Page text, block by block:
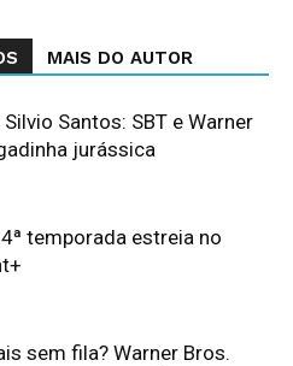
MAIS DO AUTOR
Santos: SBT e Warner
jurássica
temporada estreia no
sem fila? Warner Bros.